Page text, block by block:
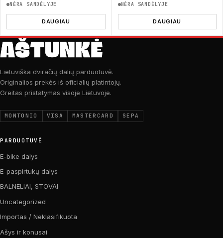
NĖRA SANDĖLYJE
DAUGIAU
NĖRA SANDĖLYJE
DAUGIAU
Lietuviška dviračių dalių parduotuvė.
Originalios prekės iš oficialių platintojų.
Greitas pristatymas visoje Lietuvoje.
MONTONIO VISA MASTERCARD SEPA
PARDUOTUVĖ
E-bike dalys
E-paspirtukų dalys
BALNELIAI, STOVAI
Uncategorized
Importas / Neklasifikuota
Ašys ir konusai